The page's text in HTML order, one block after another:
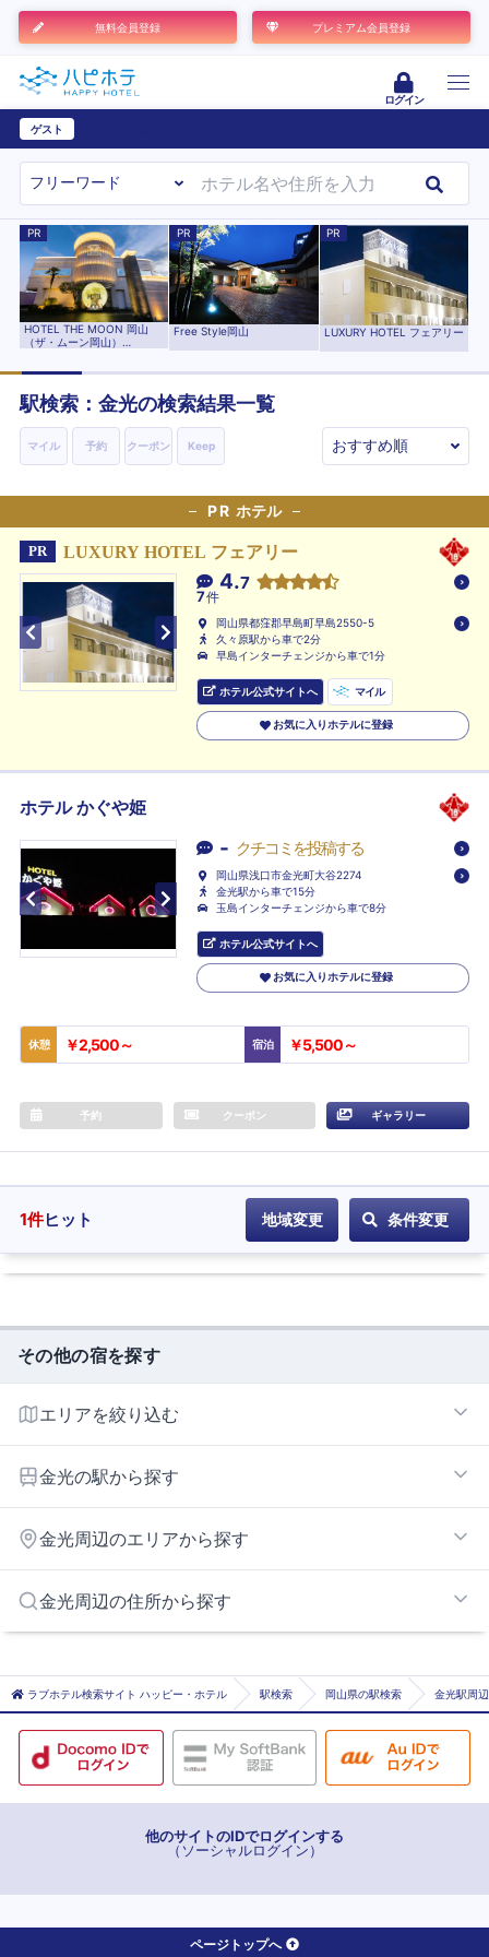
無料会員登録 プレミアム会員登録
ログイン
ゲスト
PR
HOTEL THE MOON 岡山
（ザ・ムーン岡山）
PR
Free Style岡山
PR
LUXURY HOTEL フェアリー
駅検索： 金光の検索結果一覧
マイル 予約 クーポン Keep
PR ホテル
PR LUXURY HOTEL フェアリー
4.7
7件
岡山県都窪郡早島町早島2550-5
久々原駅から車で2分
早島インターチェンジから車で1分
ホテル公式サイトへ マイル
お気に入りホテルに登録
ホテル かぐや姫
- クチコミを投稿する
岡山県浅口市金光町大谷2274
金光駅から車で15分
玉島インターチェンジから車で8分
ホテル公式サイトへ
お気に入りホテルに登録
休憩 ￥2,500～ 宿泊 ￥5,500～
予約 クーポン ギャラリー
1件ヒット 地域変更 条件変更
その他の宿を探す
エリアを絞り込む
金光の駅から探す
金光周辺のエリアから探す
倉敷・早島エリア
金光周辺の住所から探す
笠岡市
浅口郡里庄町
ラブホテル検索サイト ハッピー・ホテル 駅検索 岡山県の駅検索 金光駅周
他のサイトのIDでログインする
（ソーシャルログイン）
ページトップへ